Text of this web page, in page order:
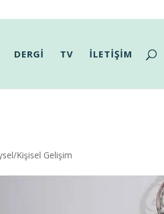
DERGİ TV İLETİŞİM
Kişisel Gelişim